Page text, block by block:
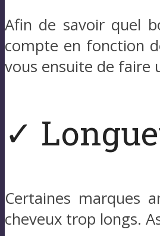
Afin de savoir quel
compte en fonction
vous ensuite de faire
✓
Certaines marques
cheveux trop longs.